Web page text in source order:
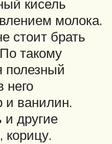
кисель
молока.
стоит брать
такому
полезный
него
и ванилин.
и другие